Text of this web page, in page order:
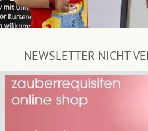
NEWSLETTER NICHT